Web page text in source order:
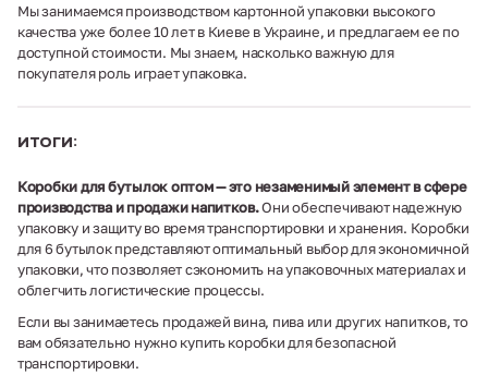
Мы занимаемся производством картонной упаковки высокого
качества уже более 10 лет в Киеве в Украине, и предлагаем ее по
доступной стоимости. Мы знаем, насколько важную для
покупателя роль играет упаковка.
Итоги:
Коробки для бутылок оптом — это незаменимый элемент в сфере
производства и продажи напитков.Они обеспечивают надежную
упаковку и защиту во время транспортировки и хранения. Коробки
для 6 бутылок представляют оптимальный выбор для экономичной
упаковки, что позволяет сэкономить на упаковочных материалах и
облегчить логистические процессы.
Если вы занимаетесь продажей вина, пива или других напитков, то
вам обязательно нужно купить коробки для безопасной
транспортировки.